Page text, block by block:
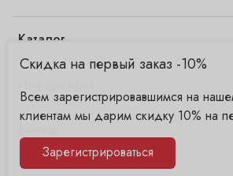
Каталог
Скидка на первый заказ -10%
Всем зарегистрировавшимся на
клиентам мы дарим скидку 10% на
Зарегистрироваться